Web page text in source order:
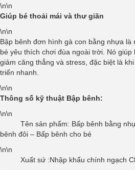
\n\n
Giúp bé thoải mái và thư giãn
\n\n
Bập bênh đơn hình gà con bằng nhựa là
bé yêu thích chơi đùa ngoài trời. Nó giúp
giảm căng thẳng và stress, đặc biệt là
triển nhanh.
\n\n
Thông số kỹ thuật Bập bênh:
\n\n
Tên sản phẩm: Bấp bênh bằng
bênh đôi – Bấp bênh cho bé
\n\n
Xuất sứ :Nhập khẩu chính ngạch